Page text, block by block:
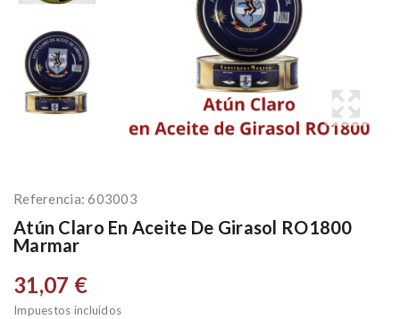
Referencia: 603003
Atún Claro En Aceite De Girasol RO1800
Marmar
31,07 €
Impuestos incluidos